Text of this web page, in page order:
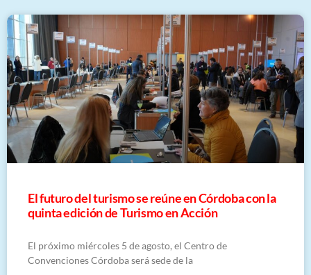
El futuro del turismo se reúne en Córdoba con la
quinta edición de Turismo en Acción
El próximo miércoles 5 de agosto, el Centro de
Convenciones Córdoba será sede de la